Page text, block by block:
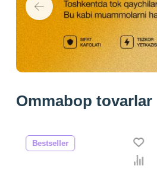
Ommabop tovarlar
Bestseller